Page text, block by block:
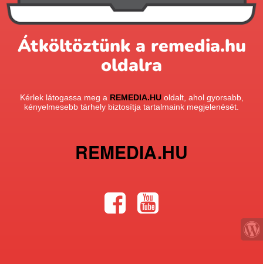
Átköltöztünk a remedia.hu
oldalra
Kérlek látogassa meg a REMEDIA.HUoldalt, ahol gyorsabb,
kényelmesebb tárhely biztosítja tartalmaink megjelenését.
REMEDIA.HU